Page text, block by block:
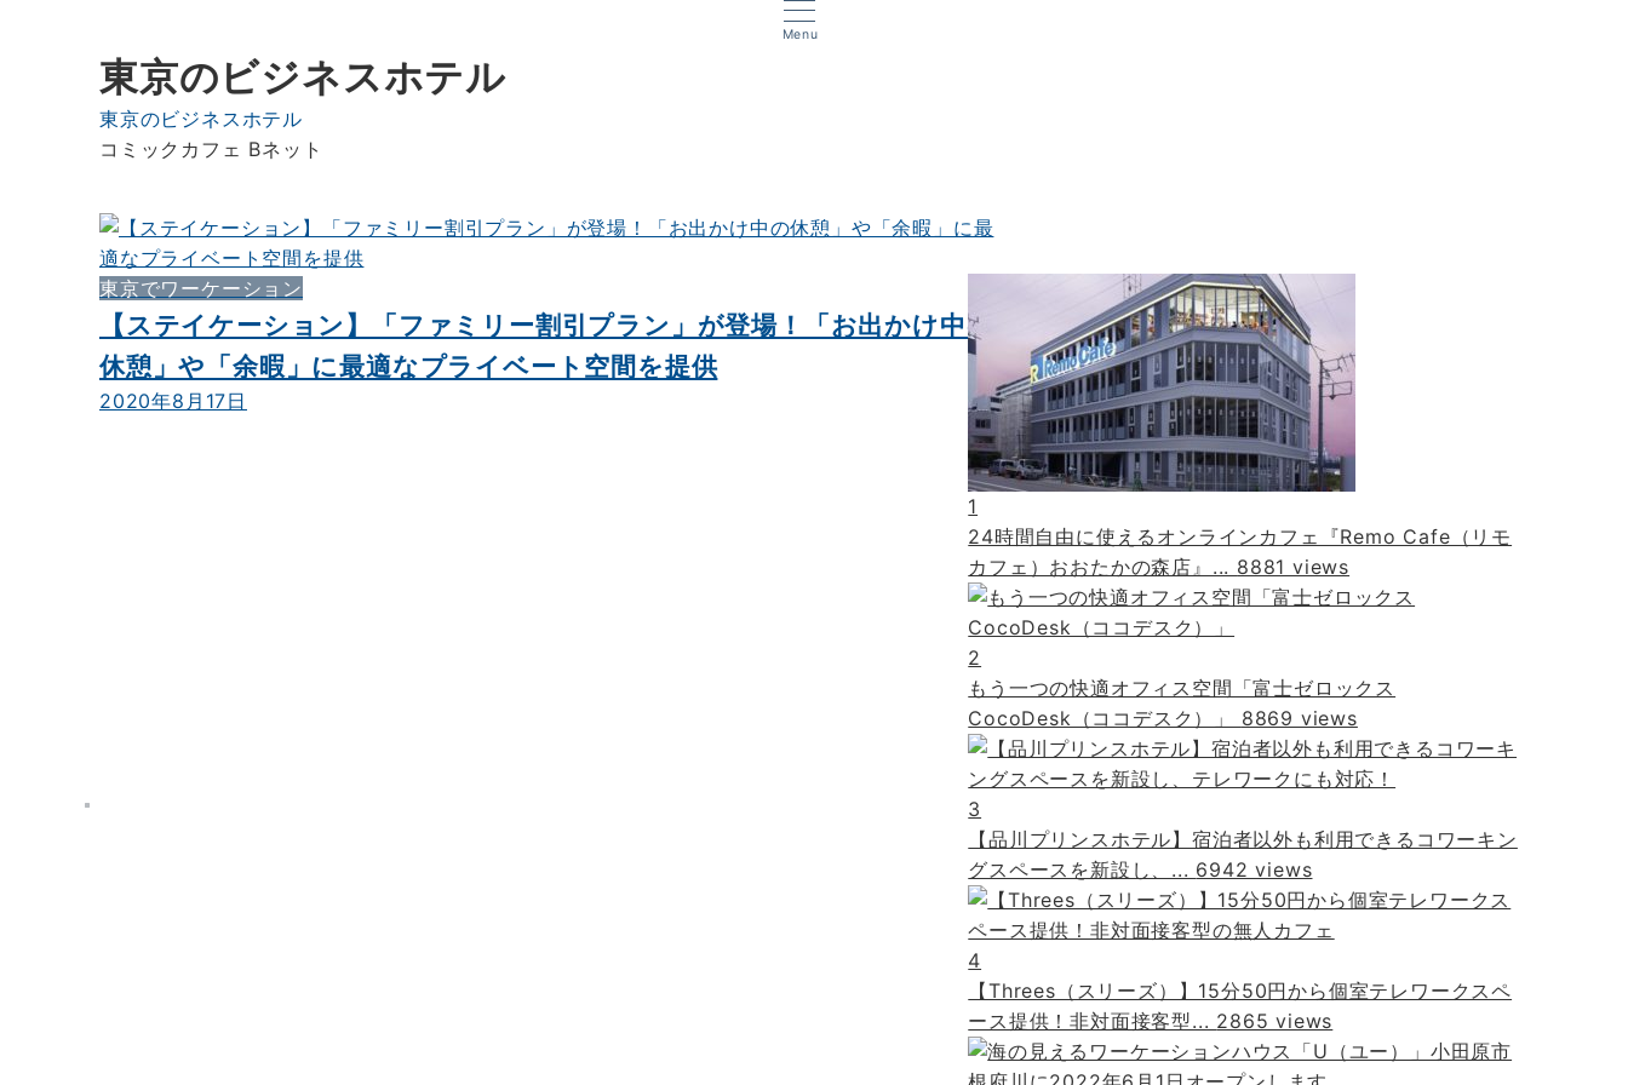
Menu
東京のビジネスホテル
東京のビジネスホテル
コミックカフェ Bネット
東京でワーケーション
【ステイケーション】「ファミリー割引プラン」が登場！「お出かけ中の
休憩」や「余暇」に最適なプライベート空間を提供
2020年8月17日
1
24時間自由に使えるオンラインカフェ『Remo Cafe（リモ
カフェ）おおたかの森店』... 8881 views
2
もう一つの快適オフィス空間「富士ゼロックス
CocoDesk（ココデスク）」 8869 views
3
【品川プリンスホテル】宿泊者以外も利用できるコワーキン
グスペースを新設し、... 6942 views
4
【Threes（スリーズ）】15分50円から個室テレワークスペ
ース提供！非対面接客型... 2865 views